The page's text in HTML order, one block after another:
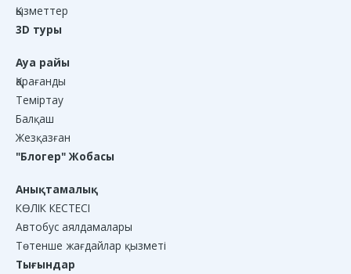
Қызметтер
3D туры
Ауа райы
Қарағанды
Теміртау
Балқаш
Жезқазған
"Блогер" Жобасы
Анықтамалық
КӨЛІК КЕСТЕСІ
Автобус аялдамалары
Төтенше жағдайлар қызметі
Тығындар